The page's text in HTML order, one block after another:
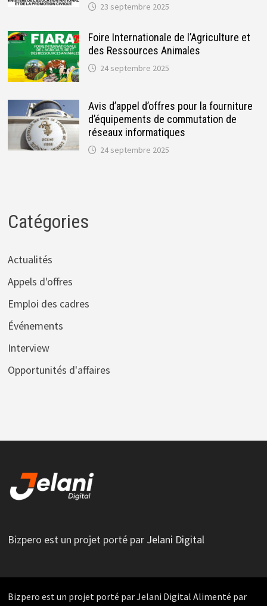
23 septembre 2025
Foire Internationale de l’Agriculture et
des Ressources Animales
24 septembre 2025
Avis d’appel d’offres pour la fourniture
d’équipements de commutation de
réseaux informatiques
24 septembre 2025
Catégories
Actualités
Appels d'offres
Emploi des cadres
Événements
Interview
Opportunités d'affaires
Bizpero est un projet porté par Jelani Digital
Bizpero est un projet porté par Jelani Digital Alimenté par